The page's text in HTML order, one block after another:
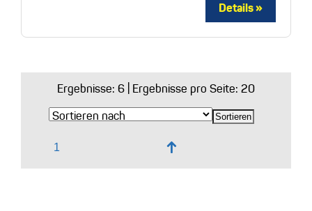
Ergebnisse: 6 | Ergebnisse pro Seite: 20
↑